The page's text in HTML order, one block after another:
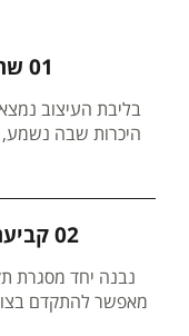
01 שתפו את החזון שלכם
בליבת העיצוב
היכרות שבה נשמע,
02 קביעת תקציב ולוחות זמנים
נבנה יחד מסגרת
מאפשר להתקדם